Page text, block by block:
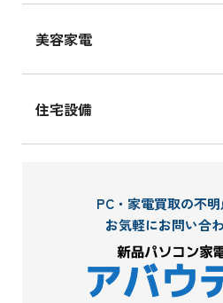
美容家電
住宅設備
PC・家電買取の不
お気軽にお問い合